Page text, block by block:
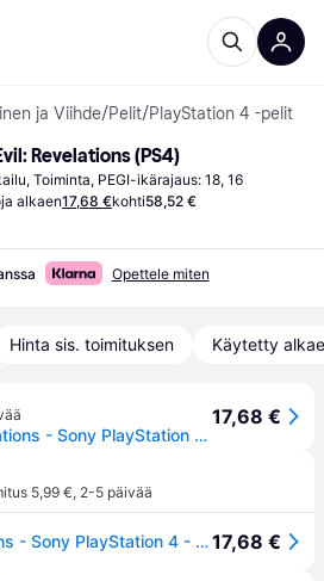
ja Viihde/Pelit/PlayStation 4 -pelit
Revelations (PS4)
Toiminta, PEGI-ikärajaus: 18, 16
alkaen17,68 €kohti58,52 €
Opettele miten
Hinta sis. toimituksen Käytetty
Resident Evil: Revelations - Sony PlayStation 4 - Kauhu
17,68 €
5,99 €, 2-5 päivää
Resident Evil: Revelations - Sony PlayStation 4 - Kauhu17,68 €